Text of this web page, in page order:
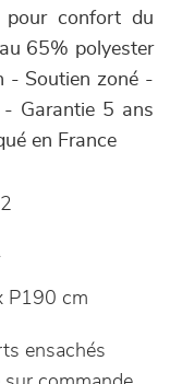
pour confort du
65% polyester
- Soutien zoné -
- Garantie 5 ans
en France
P190 cm
ensachés